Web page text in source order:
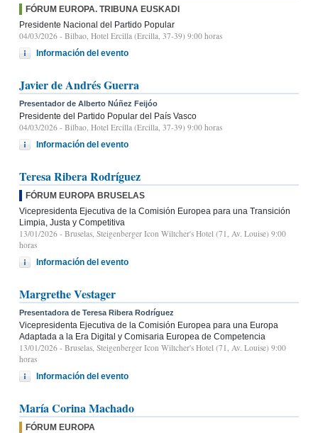
FÓRUM EUROPA. TRIBUNA EUSKADI
Presidente Nacional del Partido Popular
04/03/2026 - Bilbao, Hotel Ercilla (Ercilla, 37-39) 9:00 horas
Información del evento
Javier de Andrés Guerra
Presentador de Alberto Núñez Feijóo
Presidente del Partido Popular del País Vasco
04/03/2026 - Bilbao, Hotel Ercilla (Ercilla, 37-39) 9:00 horas
Información del evento
Teresa Ribera Rodríguez
FÓRUM EUROPA BRUSELAS
Vicepresidenta Ejecutiva de la Comisión Europea para una Transición
Limpia, Justa y Competitiva
13/01/2026 - Bruselas, Steigenberger Icon Wiltcher's Hotel (71, Av. Louise) 9:00
horas
Información del evento
Margrethe Vestager
Presentadora de Teresa Ribera Rodríguez
Vicepresidenta Ejecutiva de la Comisión Europea para una Europa
Adaptada a la Era Digital y Comisaria Europea de Competencia
13/01/2026 - Bruselas, Steigenberger Icon Wiltcher's Hotel (71, Av. Louise) 9:00
horas
Información del evento
María Corina Machado
FÓRUM EUROPA